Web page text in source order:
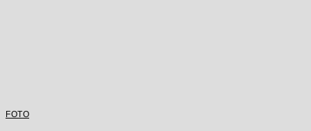
FOTO